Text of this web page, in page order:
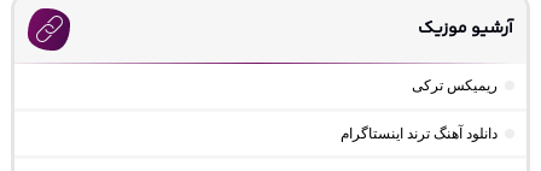
آرشیو موزیک
ریمیکس ترکی
دانلود آهنگ ترند اینستاگرام